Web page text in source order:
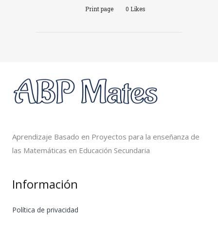
Print page 0 Likes
Aprendizaje Basado en Proyectos para la enseñanza de
las Matemáticas en Educación Secundaria
Información
Política de privacidad